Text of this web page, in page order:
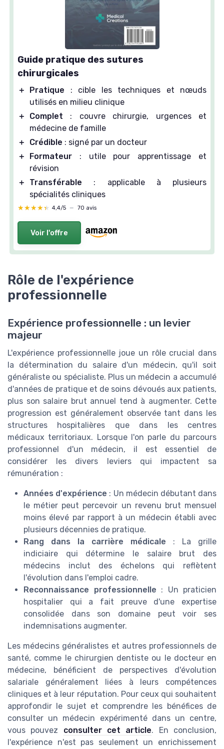
Guide pratique des sutures
chirurgicales
＋ Pratique : cible les techniques et nœuds
utilisés en milieu clinique
＋
Complet : couvre chirurgie, urgences et
médecine de famille
＋
Crédible : signé par un docteur
＋
Formateur : utile pour apprentissage et
révision
＋
Transférable : applicable à plusieurs
spécialités cliniques
★★★★★
★★★★★ 4,4/5 — 70 avis
Voir l'offre
Rôle de l'expérience
professionnelle
Expérience professionnelle : un levier
majeur
L'expérience professionnelle joue un rôle crucial dans
la détermination du salaire d'un médecin, qu'il soit
généraliste ou spécialiste. Plus un médecin a accumulé
d'années de pratique et de soins dévoués aux patients,
plus son salaire brut annuel tend à augmenter. Cette
progression est généralement observée tant dans les
structures hospitalières que dans les centres
médicaux territoriaux. Lorsque l'on parle du parcours
professionnel d'un médecin, il est essentiel de
considérer les divers leviers qui impactent sa
rémunération :
Années d'expérience : Un médecin débutant dans
le métier peut percevoir un revenu brut mensuel
moins élevé par rapport à un médecin établi avec
plusieurs décennies de pratique.
Rang dans la carrière médicale : La grille
indiciaire qui détermine le salaire brut des
médecins inclut des échelons qui reflètent
l'évolution dans l'emploi cadre.
Reconnaissance professionnelle : Un praticien
hospitalier qui a fait preuve d'une expertise
consolidée dans son domaine peut voir ses
indemnisations augmenter.
Les médecins généralistes et autres professionnels de
santé, comme le chirurgien dentiste ou le docteur en
médecine, bénéficient de perspectives d'évolution
salariale généralement liées à leurs compétences
cliniques et à leur réputation. Pour ceux qui souhaitent
approfondir le sujet et comprendre les bénéfices de
consulter un médecin expérimenté dans un centre,
vous pouvez consulter cet article. En conclusion,
l'expérience n'est pas seulement un enrichissement